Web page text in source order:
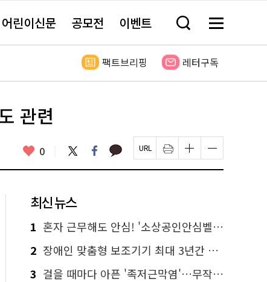
어린이신문 공모전 이벤트 검
창
기
메
전
보
팩트브리핑 레터구독
관련
좋
요
0 트
위
터
페
이
스
카
카 페
이
지
인
쇄
하
글
자
크
하
기
글
자
크
하
기
최신 뉴스
1 혼자 근무해도 안심! '소상공인안심벨' 신청하세요
2 장애인 맞춤형 보조기기 최대 3년간 무상 대여…삶의 질 높인다
3 걸을 때마다 아픈 '족저근막염'…무작정 참지 말고 '이것' 해보세요!